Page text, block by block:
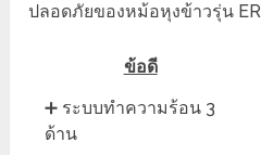
ปลอดภัยของหม้อหุงข้าวรุ่น
ข้อดี
➕ ระบบทำความร้อน 3
ด้าน